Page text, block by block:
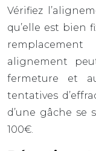
Vérifiez
qu’elle est bien
alignement
fermeture et
tentatives
d’une gâche se
100€.